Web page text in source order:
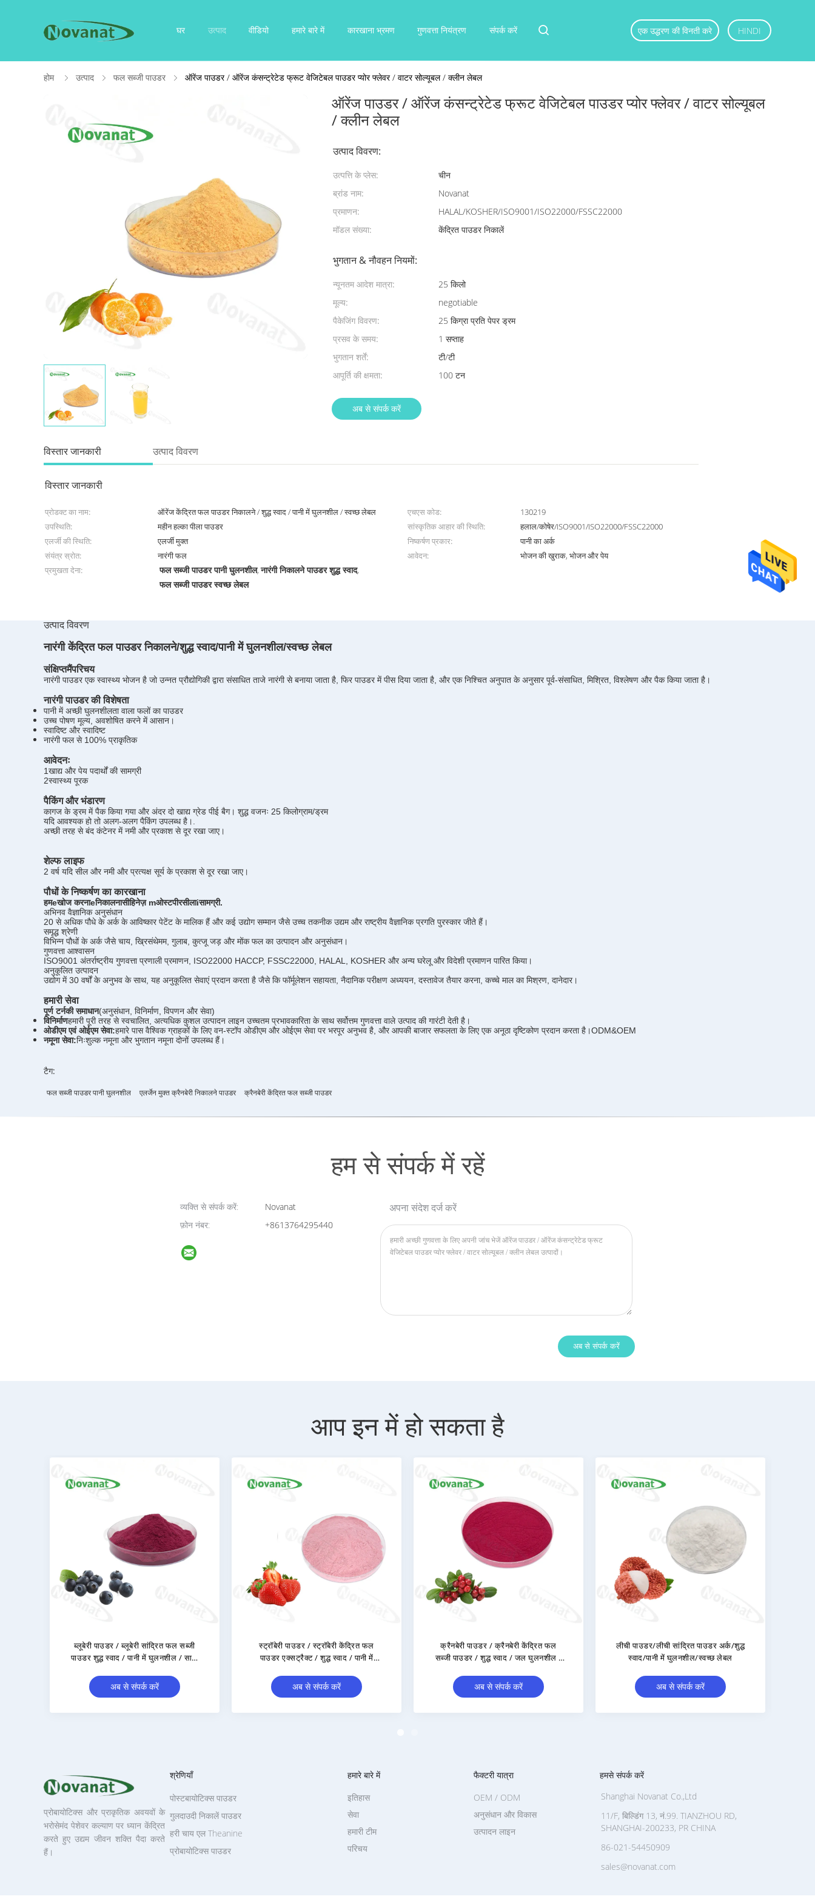
घर उत्पाद वीडियो हमारे बारे में कारखाना भ्रमण गुणवत्ता नियंत्रण संपर्क करें एक उद्धरण की विनती करे HINDI
होम उत्पाद फल सब्जी पाउडर ऑरेंज पाउडर / ऑरेंज कंसन्ट्रेटेड फ्रूट वेजिटेबल पाउडर प्योर फ्लेवर / वाटर सोल्यूबल / क्लीन लेबल
ऑरेंज पाउडर / ऑरेंज कंसन्ट्रेटेड फ्रूट वेजिटेबल पाउडर प्योर फ्लेवर / वाटर सोल्यूबल
/ क्लीन लेबल
उत्पाद विवरण:
उत्पत्ति के प्लेस:
चीन
ब्रांड नाम:
Novanat
प्रमाणन:
HALAL/KOSHER/ISO9001/ISO22000/FSSC22000
मॉडल संख्या:
केंद्रित पाउडर निकालें
भुगतान & नौवहन नियमों:
न्यूनतम आदेश मात्रा:
25 किलो
मूल्य:
negotiable
पैकेजिंग विवरण:
25 किग्रा प्रति पेपर ड्रम
प्रसव के समय:
1 सप्ताह
भुगतान शर्तें:
टी/टी
आपूर्ति की क्षमता:
100 टन
अब से संपर्क करें
विस्तार जानकारी उत्पाद विवरण
विस्तार जानकारी
प्रोडक्ट का नाम: ऑरेंज केंद्रित फल पाउडर निकालने / शुद्ध स्वाद / पानी में घुलनशील / स्वच्छ लेबल एचएस कोड:
130219
उपस्थिति:
महीन हल्का पीला पाउडर सांस्कृतिक आहार की स्थिति:
हलाल/कोषेर/ISO9001/ISO22000/FSSC22000
एलर्जी की स्थिति:
एलर्जी मुक्त निष्कर्षण प्रकार:
पानी का अर्क
संयंत्र स्रोत:
नारंगी फल आवेदन:
भोजन की खुराक, भोजन और पेय
प्रमुखता देना:
फल सब्जी पाउडर पानी घुलनशील,नारंगी निकालने पाउडर शुद्ध स्वाद,
फल सब्जी पाउडर स्वच्छ लेबल
उत्पाद विवरण
नारंगी केंद्रित फल पाउडर निकालने/शुद्ध स्वाद/पानी में घुलनशील/स्वच्छ लेबल
संक्षिप्तमैंपरिचय
नारंगी पाउडर एक स्वास्थ्य भोजन है जो उन्नत प्रौद्योगिकी द्वारा संसाधित ताजे नारंगी से बनाया जाता है, फिर पाउडर में पीस दिया जाता है, और एक निश्चित अनुपात के अनुसार पूर्व-संसाधित, मिश्रित, विश्लेषण और पैक किया जाता है।
नारंगी पाउडर की विशेषता
पानी में अच्छी घुलनशीलता वाला फलों का पाउडर
उच्च पोषण मूल्य, अवशोषित करने में आसान।
स्वादिष्ट और स्वादिष्ट
नारंगी फल से 100% प्राकृतिक
आवेदनः
1खाद्य और पेय पदार्थों की सामग्री
2स्वास्थ्य पूरक
पैकिंग और भंडारण
कागज के ड्रम में पैक किया गया और अंदर दो खाद्य ग्रेड पीई बैग। शुद्ध वजनः 25 किलोग्राम/ड्रम
यदि आवश्यक हो तो अलग-अलग पैकिंग उपलब्ध है।
अच्छी तरह से बंद कंटेनर में नमी और प्रकाश से दूर रखा जाए।
शेल्फ लाइफ
2 वर्ष यदि सील और नमी और प्रत्यक्ष सूर्य के प्रकाश से दूर रखा जाए।
पौधों के निष्कर्षण का कारखाना
हमeखोज करनाeनिकालनासीहिनेज़ mओस्टपीरसीलाiसामग्री.
अभिनव वैज्ञानिक अनुसंधान
20 से अधिक पौधे के अर्क के आविष्कार पेटेंट के मालिक हैं और कई उद्योग सम्मान जैसे उच्च तकनीक उद्यम और राष्ट्रीय वैज्ञानिक प्रगति पुरस्कार जीते हैं।
समृद्ध श्रेणी
विभिन्न पौधों के अर्क जैसे चाय, ख्रिसंथेमम, गुलाब, कुत्जू जड़ और मोंक फल का उत्पादन और अनुसंधान।
गुणवत्ता आश्वासन
ISO9001 अंतर्राष्ट्रीय गुणवत्ता प्रणाली प्रमाणन, ISO22000 HACCP, FSSC22000, HALAL, KOSHER और अन्य घरेलू और विदेशी प्रमाणन पारित किया।
अनुकूलित उत्पादन
उद्योग में 30 वर्षों के अनुभव के साथ, यह अनुकूलित सेवाएं प्रदान करता है जैसे कि फॉर्मूलेशन सहायता, नैदानिक परीक्षण अध्ययन, दस्तावेज तैयार करना, कच्चे माल का मिश्रण, दानेदार।
हमारी सेवा
पूर्ण टर्नकी समाधान(अनुसंधान, विनिर्माण, विपणन और सेवा)
विनिर्माणहमारी पूरी तरह से स्वचालित, अत्यधिक कुशल उत्पादन लाइन उच्चतम प्रभावकारिता के साथ सर्वोत्तम गुणवत्ता वाले उत्पाद की गारंटी देती है।
ओडीएम एवं ओईएम सेवा:हमारे पास वैश्विक ग्राहकों के लिए वन-स्टॉप ओडीएम और ओईएम सेवा पर भरपूर अनुभव है, और आपकी बाजार सफलता के लिए एक अनूठा दृष्टिकोण प्रदान करता है।ODM&OEM
नमूना सेवा:निःशुल्क नमूना और भुगतान नमूना दोनों उपलब्ध हैं।
टैग:
फल सब्जी पाउडर पानी घुलनशील एलर्जेन मुक्त क्रैनबेरी निकालने पाउडर क्रैनबेरी केंद्रित फल सब्जी पाउडर
हम से संपर्क में रहें
व्यक्ति से संपर्क करें:
Novanat
फ़ोन नंबर:
+8613764295440
अपना संदेश दर्ज करें
आप इन में हो सकता है
पाउडर/लीची सांद्रित पाउडर अर्क/शुद्ध
स्वाद/पानी में घुलनशील/स्वच्छ लेबल
शुद्ध आड़ू पाउडर / शुद्ध स्वाद बिना Additive
और संरक्षक / पानी में घुलनशील / स्वच्छ लेबल
प्रोबायोटिक्स और प्राकृतिक अवयवों के
भरोसेमंद पेशेवर कल्याण पर ध्यान केंद्रित
करते हुए उद्यम जीवन शक्ति पैदा करते
हैं।
श्रेणियाँ
प्रोबायोटिक्स पाउडर
पोस्टबायोटिक्स पाउडर
गुलदाउदी निकालें पाउडर
हरी चाय एल Theanine
हमारे बारे में
परिचय
इतिहास
सेवा
हमारी टीम
फैक्टरी यात्रा
उत्पादन लाइन
OEM / ODM
अनुसंधान और विकास
हमसे संपर्क करें
Shanghai Novanat Co.,Ltd
11/F, बिल्डिंग 13, नं.99. TIANZHOU RD,
SHANGHAI-200233, PR CHINA
86-021-54450909
sales@novanat.com